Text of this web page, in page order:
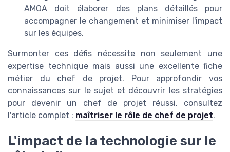
AMOA doit élaborer des plans détaillés pour
accompagner le changement et minimiser l'impact
sur les équipes.
Surmonter ces défis nécessite non seulement une
expertise technique mais aussi une excellente fiche
métier du chef de projet. Pour approfondir vos
connaissances sur le sujet et découvrir les stratégies
pour devenir un chef de projet réussi, consultez
l'article complet : maîtriser le rôle de chef de projet.
L'impact de la technologie sur le